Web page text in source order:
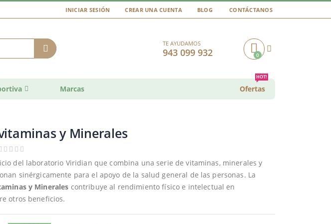
INICIAR SESIÓN CREAR UNA CUENTA BLOG CONTÁCTANOS
TE AYUDAMOS
943 099 932 Cart0
Marcas Ofertas
HOT!
y Minerales
del laboratorio Viridian que combina una serie de vitaminas, minerales y
sinérgicamente para el apoyo de la salud general de las personas. La
y Minerales contribuye al rendimiento físico e intelectual en
otros beneficios.